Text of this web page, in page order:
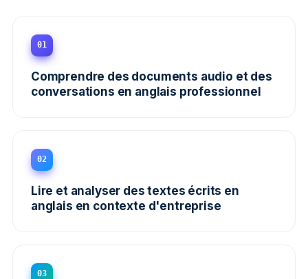
01
Comprendre des documents audio et des
conversations en anglais professionnel
02
Lire et analyser des textes écrits en
anglais en contexte d'entreprise
03